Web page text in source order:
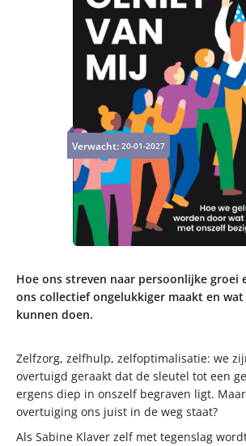
Verwacht: 20-01-2027
Hoe ons streven naar persoonlijke groei
ons collectief ongelukkiger maakt en wat
kunnen doen.
Zelfzorg, zelfhulp, zelfoptimalisatie: we
overtuigd geraakt dat de sleutel tot een
ergens diep in onszelf begraven ligt.
overtuiging ons juist in de weg staat?
Als Sabine Klaver zelf met tegenslag